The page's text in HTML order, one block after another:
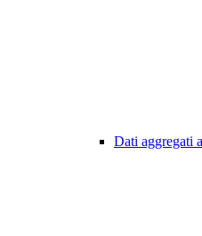
Dati aggregati